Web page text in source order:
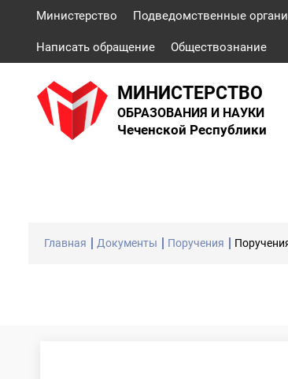
Министерство Подведомственные
Написать обращение Обществознание
МИНИСТЕРСТВО
ОБРАЗОВАНИЯ И НАУКИ
Чеченской Республики
Главная Документы Поручения